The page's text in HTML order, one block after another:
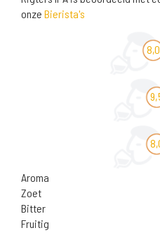
onze Bierista's
8,0
Aroma
Zoet
Bitter
Fruitig